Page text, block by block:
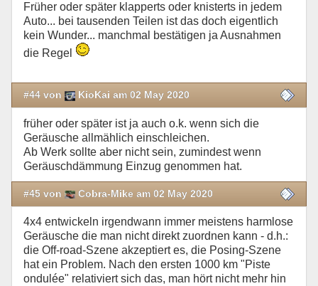
Früher oder später klapperts oder knisterts in jedem
Auto... bei tausenden Teilen ist das doch eigentlich
kein Wunder... manchmal bestätigen ja Ausnahmen
die Regel
#44 von KioKai am 02 May 2020
früher oder später ist ja auch o.k. wenn sich die
Geräusche allmählich einschleichen.
Ab Werk sollte aber nicht sein, zumindest wenn
Geräuschdämmung Einzug genommen hat.
#45 von Cobra-Mike am 02 May 2020
4x4 entwickeln irgendwann immer meistens harmlose
Geräusche die man nicht direkt zuordnen kann - d.h.:
die Off-road-Szene akzeptiert es, die Posing-Szene
hat ein Problem. Nach den ersten 1000 km "Piste
ondulée" relativiert sich das, man hört nicht mehr hin